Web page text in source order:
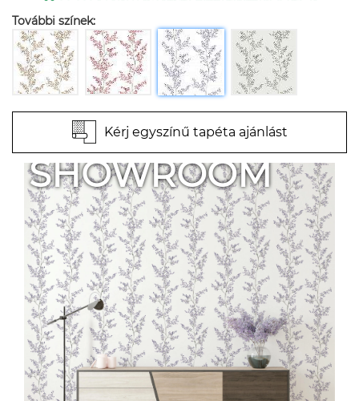
További színek:
Kérj egyszínű tapéta ajánlást
SHOWROOM